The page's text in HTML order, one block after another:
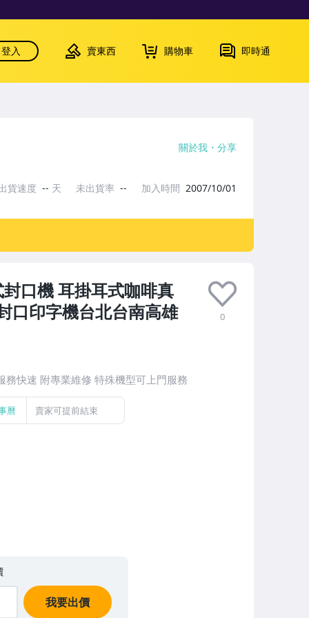
登入 賣東西 購物車 即時通
口機 耳掛耳式咖啡真
口印字機台北台南高雄
0
快速 附專業維修 特殊機型可上門服務
曆 賣家可提前結束
我要出價
關於我 分享
貨速度 -- 天 未出貨率 -- 加入時間 2007/10/01